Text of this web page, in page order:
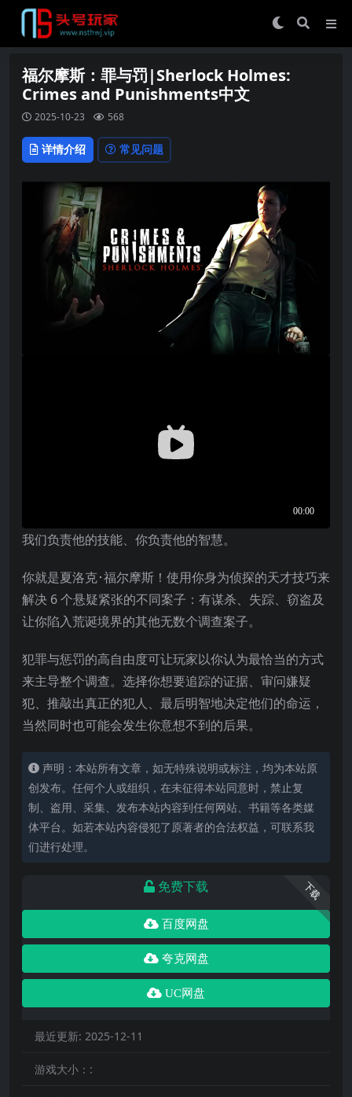
福尔摩斯：罪与罚|Sherlock Holmes:
Crimes and Punishments中文
2025-10-23 568
详情介绍 常见问题
我们负责他的技能、你负责他的智慧。
你就是夏洛克･福尔摩斯！使用你身为侦探的天才技巧来
解决 6 个悬疑紧张的不同案子：有谋杀、失踪、窃盗及
让你陷入荒诞境界的其他无数个调查案子。
犯罪与惩罚的高自由度可让玩家以你认为最恰当的方式
来主导整个调查。选择你想要追踪的证据、审问嫌疑
犯、推敲出真正的犯人、最后明智地决定他们的命运，
当然同时也可能会发生你意想不到的后果。
声明：本站所有文章，如无特殊说明或标注，均为本站原
创发布。任何个人或组织，在未征得本站同意时，禁止复
制、盗用、采集、发布本站内容到任何网站、书籍等各类媒
体平台。如若本站内容侵犯了原著者的合法权益，可联系我
们进行处理。
下载
免费下载
百度网盘
夸克网盘
UC网盘
最近更新: 2025-12-11
游戏大小：: